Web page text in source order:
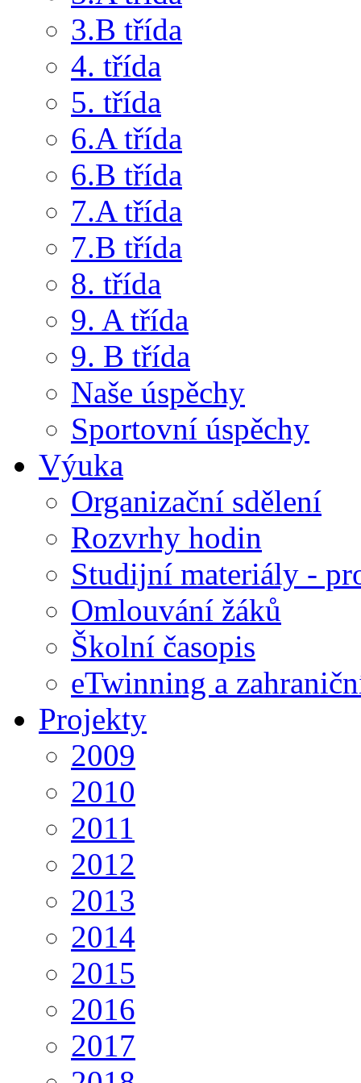
3.B třída
4. třída
5. třída
6.A třída
6.B třída
7.A třída
7.B třída
8. třída
9. A třída
9. B třída
Naše úspěchy
Sportovní úspěchy
Výuka
Organizační sdělení
Rozvrhy hodin
Studijní materiály -
Omlouvání žáků
Školní časopis
eTwinning a
Projekty
2009
2010
2011
2012
2013
2014
2015
2016
2017